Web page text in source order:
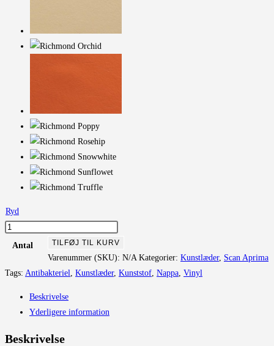
Ryd
Richmond
Kunstlæder
Antal TILFØJ TIL KURV
Varenummer (SKU): N/A Kategorier: Kunstlæder, Scan Aprima
Tags: Antibakteriel Kunstlæder, Kunststof Nappa Vinyl
Beskrivelse
Yderligere information
Beskrivelse